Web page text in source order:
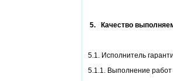
5. Качество
5.1. Исполнитель
5.1.1. Выполнение работ